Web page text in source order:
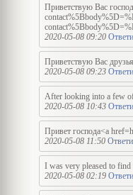
Приветствую Вас
2020-05-08 09:20
Приветствую Вас
2020-05-08 09:23
After looking into a few
2020-05-08 10:43
Привет господа<a
2020-05-08 11:50
I was very pleased to
2020-05-08 02:19